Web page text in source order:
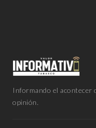
Informando el acontecer
opinión.